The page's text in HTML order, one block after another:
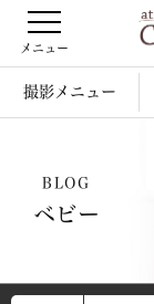
撮影メニュー
BLOG
ベビー